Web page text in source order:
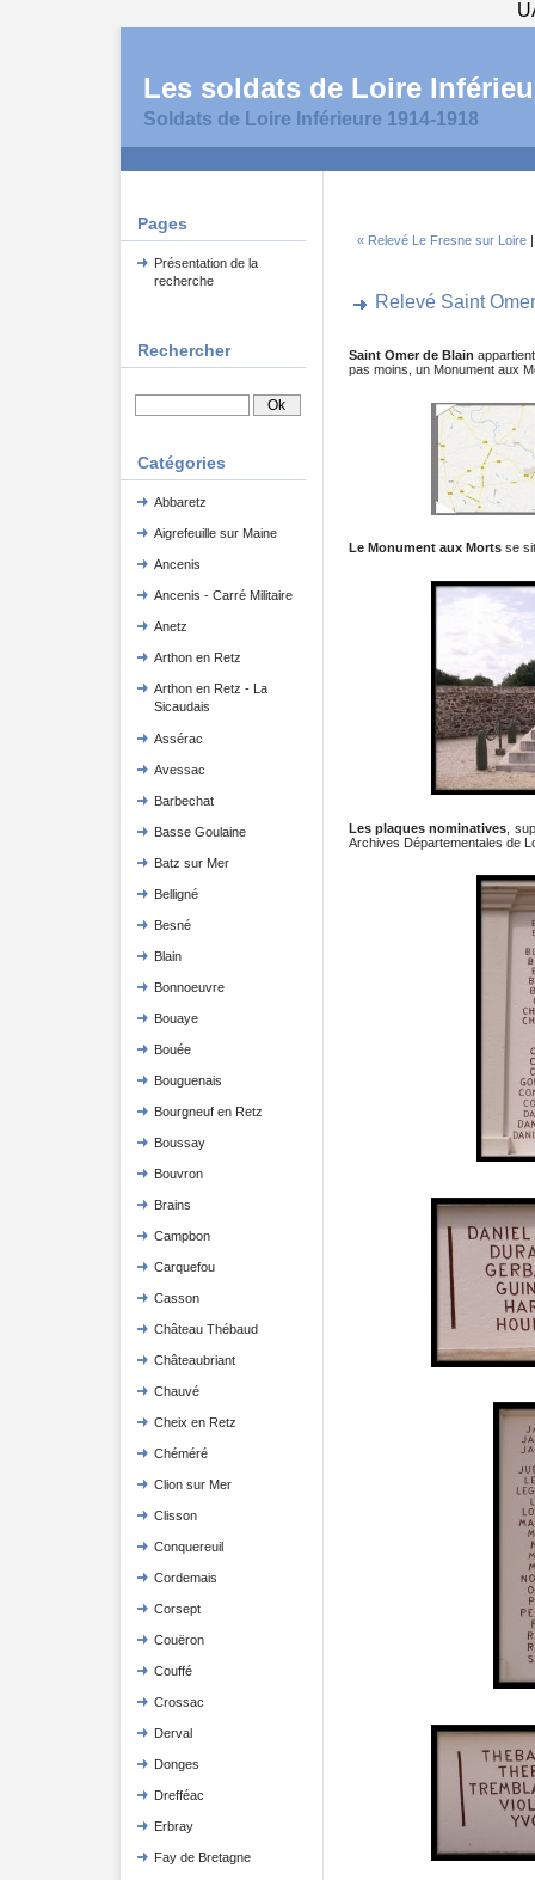
Les soldats de Loire
Soldats de Loire Inférieure 1914-1918
Pages
Présentation de la
recherche
Rechercher
Catégories
Abbaretz
Aigrefeuille sur Maine
Ancenis
Ancenis - Carré Militaire
Anetz
Arthon en Retz
Arthon en Retz - La
Sicaudais
Assérac
Avessac
Barbechat
Basse Goulaine
Batz sur Mer
Belligné
Besné
Blain
Bonnoeuvre
Bouaye
Bouée
Bouguenais
Bourgneuf en Retz
Boussay
Bouvron
Brains
Campbon
Carquefou
Casson
Château Thébaud
Châteaubriant
Chauvé
Cheix en Retz
Chéméré
Clion sur Mer
Clisson
Conquereuil
Cordemais
Corsept
Couëron
Couffé
Crossac
Derval
Donges
Drefféac
Erbray
Fay de Bretagne
« Relevé Le Fresne sur Loire
Relevé Saint
Saint Omer de Blain
pas moins, un Monument aux
Le Monument aux Mortsse
Les plaques nominatives ,
Archives Départementales de